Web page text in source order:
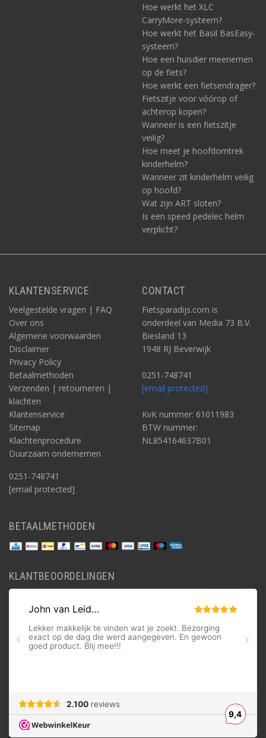
Hoe werkt het XLC
CarryMore-systeem?
Hoe werkt het Basil BasEasy-
systeem?
Hoe een huisdier meenemen
op de fiets?
Hoe werkt een fietsendrager?
Fietszitje voor vóórop of
achterop kopen?
Wanneer is een fietszitje
veilig?
Hoe meet je hoofdomtrek
kinderhelm?
Wanneer zit kinderhelm veilig
op hoofd?
Wat zijn ART sloten?
Is een speed pedelec helm
verplicht?
KLANTENSERVICE
Veelgestelde vragen | FAQ
Over ons
Algemene voorwaarden
Disclaimer
Privacy Policy
Betaalmethoden
Verzenden | retourneren |
klachten
Klantenservice
Sitemap
Klachtenprocedure
Duurzaam ondernemen
0251-748741
[email protected]
CONTACT
Fietsparadijs.com is
onderdeel van Media 73 B.V.
Biesland 13
1948 RJ Beverwijk
0251-748741
[email protected]
KvK nummer: 61011983
BTW nummer:
NL854164637B01
BETAALMETHODEN
KLANTBEOORDELINGEN